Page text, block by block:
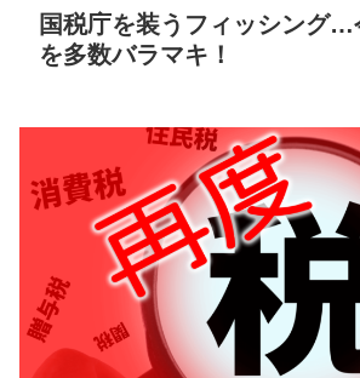
国税庁を装うフィッシング…
を多数バラマキ！